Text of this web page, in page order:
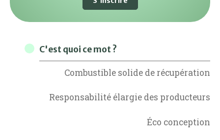
C'est quoi ce mot ?
Combustible solide de récupération
Responsabilité élargie des producteurs
Éco conception